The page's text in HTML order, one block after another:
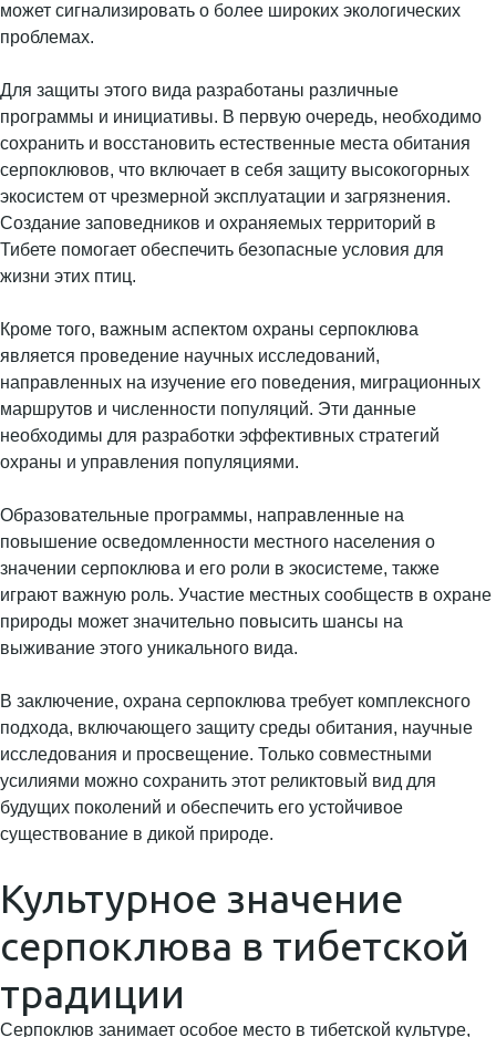
может сигнализировать о более широких экологических
проблемах.
Для защиты этого вида разработаны различные
программы и инициативы. В первую очередь, необходимо
сохранить и восстановить естественные места обитания
серпоклювов, что включает в себя защиту высокогорных
экосистем от чрезмерной эксплуатации и загрязнения.
Создание заповедников и охраняемых территорий в
Тибете помогает обеспечить безопасные условия для
жизни этих птиц.
Кроме того, важным аспектом охраны серпоклюва
является проведение научных исследований,
направленных на изучение его поведения, миграционных
маршрутов и численности популяций. Эти данные
необходимы для разработки эффективных стратегий
охраны и управления популяциями.
Образовательные программы, направленные на
повышение осведомленности местного населения о
значении серпоклюва и его роли в экосистеме, также
играют важную роль. Участие местных сообществ в охране
природы может значительно повысить шансы на
выживание этого уникального вида.
В заключение, охрана серпоклюва требует комплексного
подхода, включающего защиту среды обитания, научные
исследования и просвещение. Только совместными
усилиями можно сохранить этот реликтовый вид для
будущих поколений и обеспечить его устойчивое
существование в дикой природе.
Культурное значение
серпоклюва в тибетской
традиции
Серпоклюв занимает особое место в тибетской культуре,